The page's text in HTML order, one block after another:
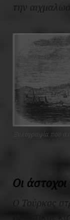
την
Ξυλογραφία που
Οι
Ο Τούρκος
Κροατικής